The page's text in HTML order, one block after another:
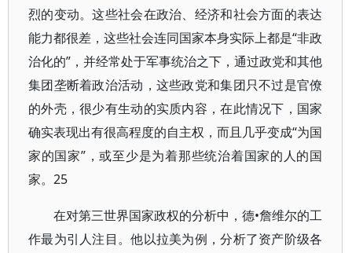
烈的变动。这些社会在政治、经济和社会方面的表达
能力都很差，这些社会连同国家本身实际上都是“非政
治化的”，并经常处于军事统治之下，通过政党和其他
集团垄断着政治活动，这些政党和集团只不过是官僚
的外壳，很少有生动的实质内容，在此情况下，国家
确实表现出有很高程度的自主权，而且几乎变成“为国
家的国家”，或至少是为着那些统治着国家的人的国
家。25
在对第三世界国家政权的分析中，德•詹维尔的工
作最为引人注目。他以拉美为例，分析了资产阶级各